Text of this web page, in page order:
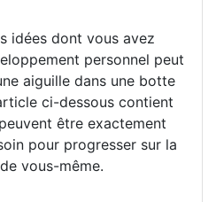
idées dont vous avez
personnel peut
aiguille dans une botte
ci-dessous contient
être exactement
pour progresser sur la
vous-même.